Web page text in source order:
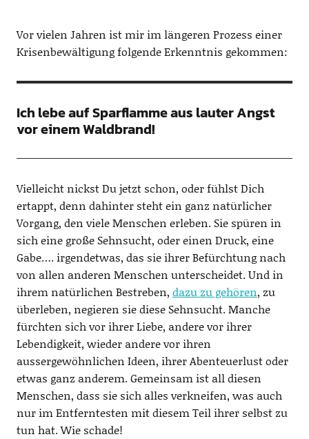
Vor vielen Jahren ist mir im längeren Prozess einer
Krisenbewältigung folgende Erkenntnis gekommen:
Ich lebe auf Sparflamme aus lauter Angst
vor einem Waldbrand!
Vielleicht nickst Du jetzt schon, oder fühlst Dich
ertappt, denn dahinter steht ein ganz natürlicher
Vorgang, den viele Menschen erleben. Sie spüren in
sich eine große Sehnsucht, oder einen Druck, eine
Gabe…. irgendetwas, das sie ihrer Befürchtung nach
von allen anderen Menschen unterscheidet. Und in
ihrem natürlichen Bestreben, dazu zu gehören, zu
überleben, negieren sie diese Sehnsucht. Manche
fürchten sich vor ihrer Liebe, andere vor ihrer
Lebendigkeit, wieder andere vor ihren
aussergewöhnlichen Ideen, ihrer Abenteuerlust oder
etwas ganz anderem. Gemeinsam ist all diesen
Menschen, dass sie sich alles verkneifen, was auch
nur im Entferntesten mit diesem Teil ihrer selbst zu
tun hat. Wie schade!